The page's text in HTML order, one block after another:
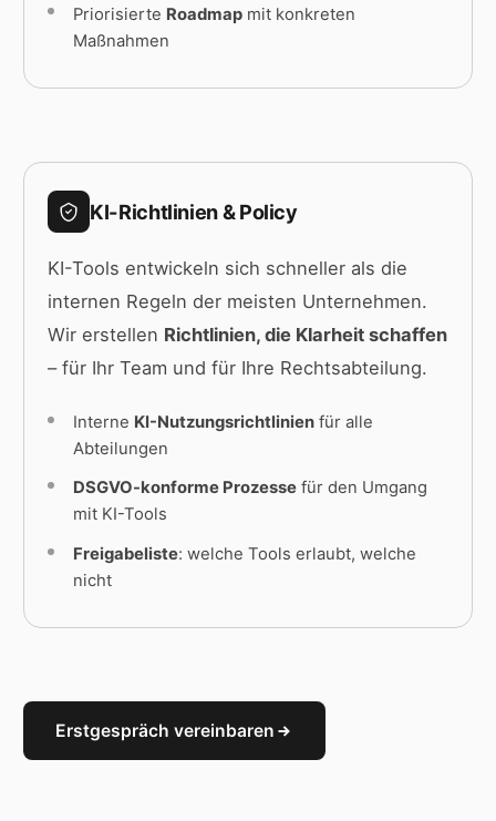
Priorisierte Roadmap mit konkreten
Maßnahmen
KI-Richtlinien & Policy
KI-Tools entwickeln sich schneller als die
internen Regeln der meisten Unternehmen.
Wir erstellen Richtlinien, die Klarheit schaffen
– für Ihr Team und für Ihre Rechtsabteilung.
Interne KI-Nutzungsrichtlinien für alle
Abteilungen
DSGVO-konforme Prozesse für den Umgang
mit KI-Tools
Freigabeliste: welche Tools erlaubt, welche
nicht
Erstgespräch vereinbaren